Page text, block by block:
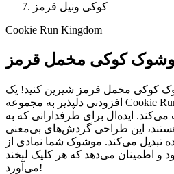
کوکی ونیل قرمز
Cookie Run Kingdom
کوکی مخمل قرمز
کوکی مخمل قرمز شیرین کنید! یک
افزودنی دلپذیر به مجموعه Cookie Run Kingdom، این موشوک
می‌کند. ایده‌ال برای طرفدارانی که به
هستند، این طراحی گردش‌های بی‌معنی
تبدیل می‌کند. موشوک شما نمادی از
اطمینان می‌دهد که هر کلیک لبخند
می‌آورد!